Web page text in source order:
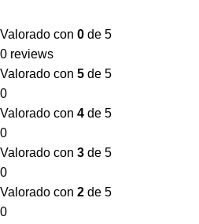
Valorado con 0 de 5
0 reviews
Valorado con 5 de 5
0
Valorado con 4 de 5
0
Valorado con 3 de 5
0
Valorado con 2 de 5
0